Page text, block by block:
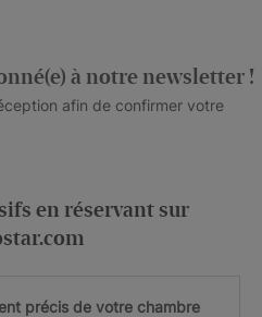
à notre newsletter !
afin de confirmer votre
en réservant sur
précis de votre chambre